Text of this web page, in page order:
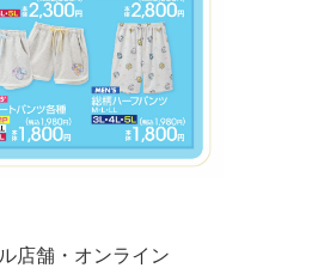
店舗・オンライン